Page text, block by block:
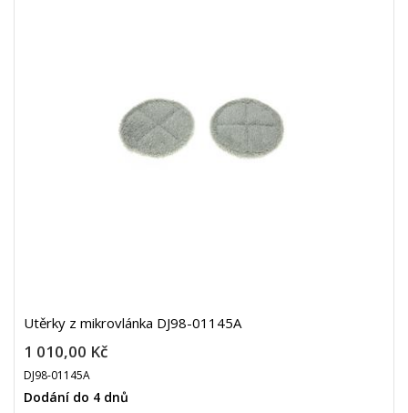
Utěrky z mikrovlánka DJ98-01145A
1 010,00 Kč
DJ98-01145A
Dodání do 4 dnů